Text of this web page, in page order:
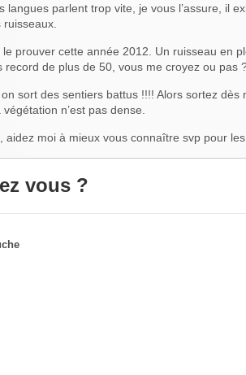
langues parlent trop vite, je vous l’assure, il
prouver cette année 2012. Un ruisseau en
de plus de 50, vous me croyez ou pas
sort des sentiers battus !!!! Alors sortez dès
n’est pas dense.
aidez moi à mieux vous connaître svp pour
vous ?